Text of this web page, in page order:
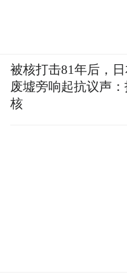
被核打击81年后，
废墟旁响起抗议声：
核